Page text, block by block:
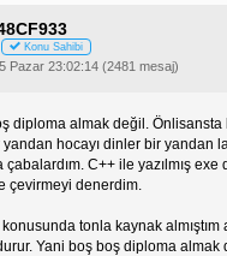
Konu Sahibi
Pazar 23:02:14 (2481 mesaj)
diploma almak değil. Önlisansta
yandan hocayı dinler bir yandan
C++ ile yazılmış exe
çevirmeyi denerdim.
tonla kaynak almıştım
Yani boş boş diploma almak